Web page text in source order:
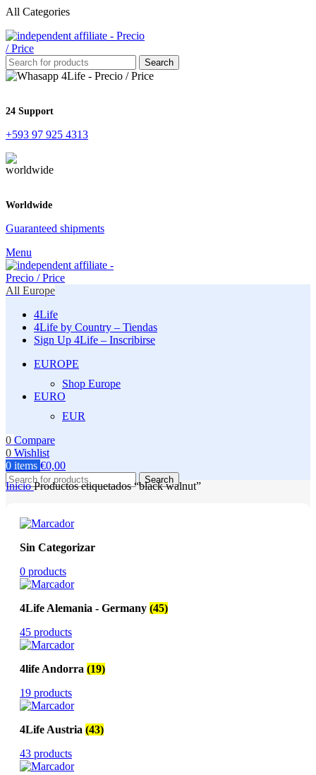
All Categories
Search
24 Support
+593 97 925 4313
Worldwide
Guaranteed shipments
Menu
All Europe
4Life
4Life by Country – Tiendas
Sign Up 4Life – Inscribirse
EUROPE
Shop Europe
EURO
EUR
0 Compare
0 Wishlist
0 items €0,00
Search
InicioProductos etiquetados “black walnut”
Sin Categorizar
0 products
4Life Alemania - Germany (45)
45 products
4life Andorra (19)
19 products
4Life Austria (43)
43 products